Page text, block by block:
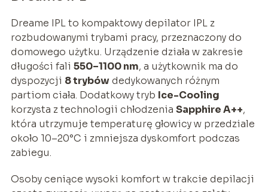
Dreame IPL to kompaktowy depilator IPL z
rozbudowanymi trybami pracy, przeznaczony do
domowego użytku. Urządzenie działa w zakresie
długości fali 550–1100 nm, a użytkownik ma do
dyspozycji 8 trybówdedykowanych różnym
partiom ciała. Dodatkowy tryb Ice-Cooling
korzysta z technologii chłodzenia Sapphire A++,
która utrzymuje temperaturę głowicy w przedziale
około 10–20°C i zmniejsza dyskomfort podczas
zabiegu.
Osoby ceniące wysoki komfort w trakcie depilacji